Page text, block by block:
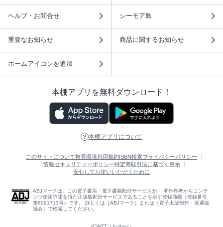
ヘルプ・お問合せ シーモア島
重要なお知らせ 商品に関するお知らせ
ホームアイコンを追加
本棚アプリを無料ダウンロード！
本棚アプリについて
このサイトについて推奨環境利用規約 ISBN検索プライバシーポリシー
情報セキュリティーポリシー特定商取引法に基づく表示
安心してお使いいただくために
ABJマークは、この電子書店・電子書籍配信サービスが、 著作権者からコンテ
ンツ使用許諾を得た正規版配信サービスであることを示す登録商標（登録番号
第6091713号）です。 詳しくは［ABJマーク］または［電子出版制作・流通協
議会］で検索してください。